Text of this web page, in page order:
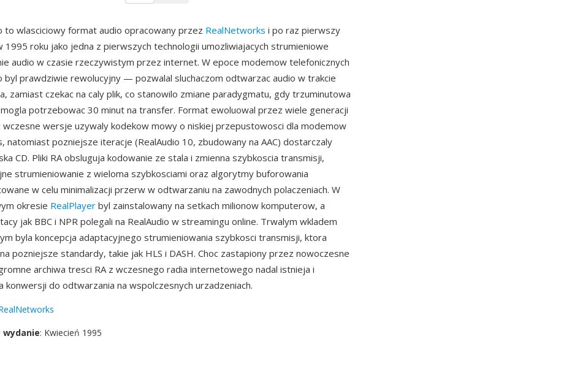
to wlasciciowy format audio opracowany przez RealNetworks i po raz pierwszy
1995 roku jako jedna z pierwszych technologii umozliwiajacych strumieniowe
audio w czasie rzeczywistym przez internet. W epoce modemow telefonicznych
byl prawdziwie rewolucyjny — pozwalal sluchaczom odtwarzac audio w trakcie
zamiast czekac na caly plik, co stanowilo zmiane paradygmatu, gdy trzuminutowa
potrzebowac 30 minut na transfer. Format ewoluowal przez wiele generacji
wczesne wersje uzywaly kodekow mowy o niskiej przepustowosci dla modemow
natomiast pozniejsze iteracje (RealAudio 10, zbudowany na AAC) dostarczaly
CD. Pliki RA obsluguja kodowanie ze stala i zmienna szybkoscia transmisji,
strumieniowanie z wieloma szybkosciami oraz algorytmy buforowania
w celu minimalizacji przerw w odtwarzaniu na zawodnych polaczeniach. W
okresie RealPlayer byl zainstalowany na setkach milionow komputerow, a
jak BBC i NPR polegali na RealAudio w streamingu online. Trwalym wkladem
byla koncepcja adaptacyjnego strumieniowania szybkosci transmisji, ktora
pozniejsze standardy, takie jak HLS i DASH. Choc zastapiony przez nowoczesne
archiwa tresci RA z wczesnego radia internetowego nadal istnieja i
konwersji do odtwarzania na wspolczesnych urzadzeniach.
wydanie: Kwiecień 1995